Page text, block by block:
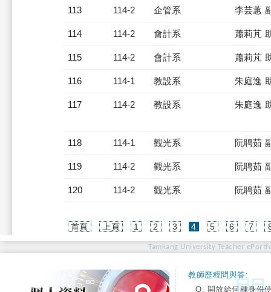
113 114-2 企管系 李芸蕙
114 114-2 會計系 蕭莉芃
115 114-2 會計系 蕭莉芃
116 114-1 教設系 朱庭逸
117 114-2 教設系 朱庭逸
118 114-1 觀光系 阮聘茹
119 114-2 觀光系 阮聘茹
120 114-2 觀光系 阮聘茹
首頁 上頁 1 2 3 4(current)
5 6 7
Tamkang University Teacher
教師歷程問與答:
Q: 開放給何種身份